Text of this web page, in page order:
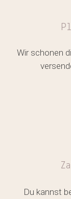
Wir schonen
Du kannst